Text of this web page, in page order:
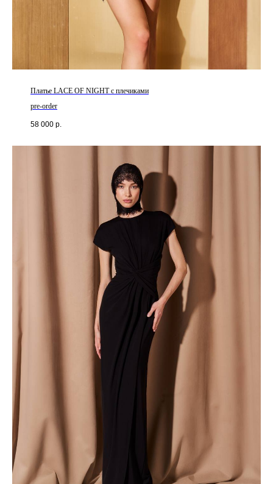
Платье LACE OF NIGHT с плечиками
pre-order
58 000 р.